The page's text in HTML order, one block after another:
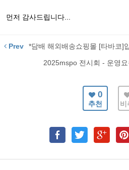
먼저 감사드립니다...
Prev *담배 해외배송쇼핑몰 [타바코]
2025mspo 전시회 - 운영
0
추천 비